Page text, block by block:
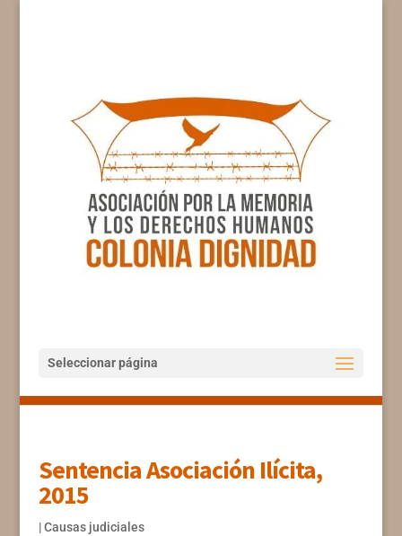
Seleccionar página
Sentencia Asociación Ilícita,
2015
|Causas judiciales